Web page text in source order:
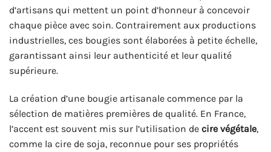
d’artisans qui mettent un point d’honneur à concevoir
chaque pièce avec soin. Contrairement aux productions
industrielles, ces bougies sont élaborées à petite échelle,
garantissant ainsi leur authenticité et leur qualité
supérieure.
La création d’une bougie artisanale commence par la
sélection de matières premières de qualité. En France,
l’accent est souvent mis sur l’utilisation de cire végétale,
comme la cire de soja, reconnue pour ses propriétés